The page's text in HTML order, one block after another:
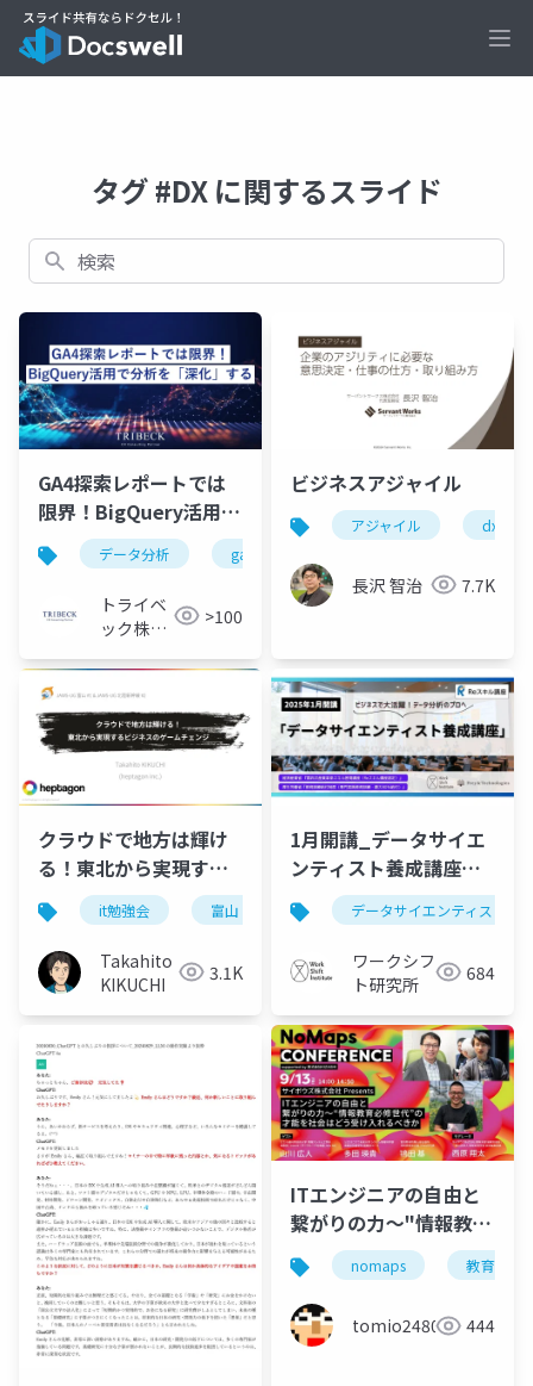
タグ #DX に関するスライド
検索
GA4探索レポートでは
限界！BigQuery活用で
分析を「深化」する
データ分析 ga4
トライベ
ック株式
>100
ビジネスアジャイル
アジャイル dx
長沢 智治 7.7K
クラウドで地方は輝け
る！東北から実現する
ビジネスのゲームチェ
ンジ@JAWS-UG富山
#1 + JAWS-UG北陸新
幹線 #2 (2024.09.28)
it勉強会 富山 jaws-ug aws
Takahito
KIKUCHI
3.1K
1月開講_データサイエ
ンティスト養成講座
（全7日間）_説明会
データサイエンティスト養
ワークシフ
ト研究所
684
ITエンジニアの自由と
繋がりの力〜"情報教育
必修世代"の才能を社会
はどう受け入れるべき
か(延長戦含む)
#NoMaps2024
nomaps 教育
tomio2480 444